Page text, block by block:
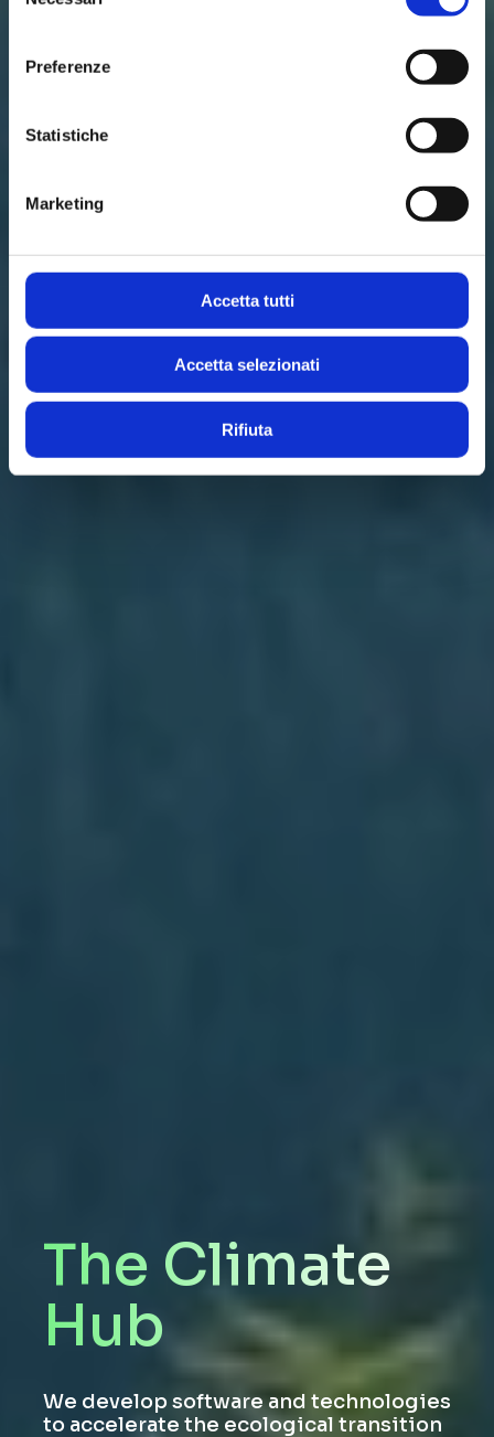
Preferenze
Statistiche
Marketing
Accetta tutti
Accetta selezionati
Rifiuta
The Climate
Hub
We develop software and technologies
to accelerate the ecological transition